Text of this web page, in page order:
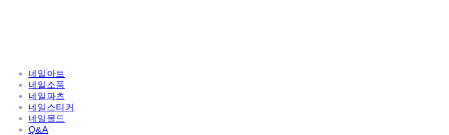
네일아트
네일소품
네일파츠
네일스티커
네일몰드
Q&A